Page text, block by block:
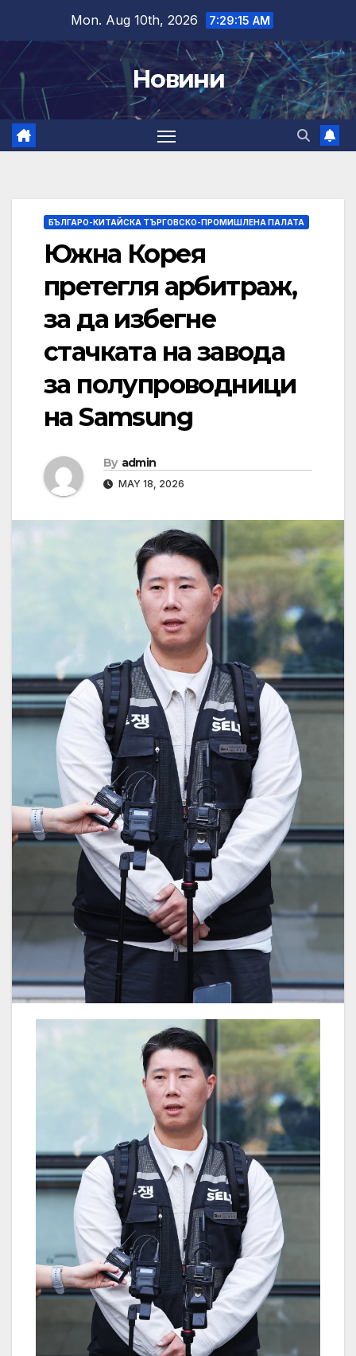
content
Mon. Aug 10th, 2026 7:29:16 AM
Новини
БЪЛГАРО-КИТАЙСКА ТЪРГОВСКО-ПРОМИШЛЕНА ПАЛАТА
Южна Корея
претегля арбитраж,
за да избегне
стачката на завода
за полупроводници
на Samsung
By admin
MAY 18, 2026